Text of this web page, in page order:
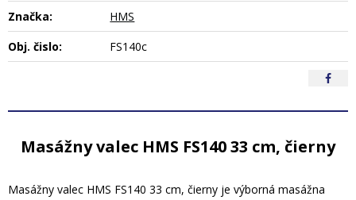
Značka:
HMS
Obj. čislo:
FS140c
Masážny valec HMS FS140 33 cm, čierny
Masážny valec HMS FS140 33 cm, čierny je výborná masážna